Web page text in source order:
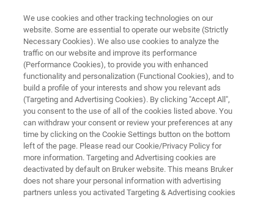
AFM ウェビナー
AFMプローブの選び方＃1 表
面形状および表面粗さ測定（気
中） 『こんなに簡単！AFMプロ
ーブ選択の基礎』
We use cookies and other tracking technologies on our
website. Some are essential to operate our website (Strictly
Necessary Cookies). We also use cookies to analyze the
traffic on our website and improve its performance
(Performance Cookies), to provide you with enhanced
functionality and personalization (Functional Cookies), and to
build a profile of your interests and show you relevant ads
(Targeting and Advertising Cookies). By clicking "Accept All",
you consent to the use of all of the cookies listed above. You
can withdraw your consent or review your preferences at any
time by clicking on the Cookie Settings button on the bottom
left of the page. Please read our Cookie/Privacy Policy for
more information. Targeting and Advertising cookies are
deactivated by default on Bruker website. This means Bruker
does not share your personal information with advertising
partners unless you activated Targeting & Advertising cookies